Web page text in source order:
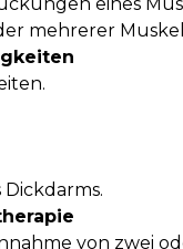
mehrerer
von zwei